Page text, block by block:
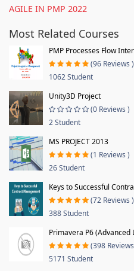
AGILE IN PMP 2022
Most Related Courses
PMP Processes Flow
(96 Reviews )
1062 Student
Unity3D Project
(0 Reviews )
2 Student
MS PROJECT 2013
(1 Reviews )
26 Student
Keys to Successful
(72 Reviews )
388 Student
Primavera P6 (Advanced
(398
5171 Student